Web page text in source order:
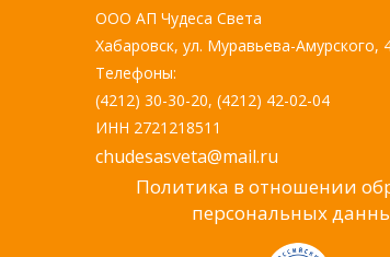
ООО АП Чудеса Света
Хабаровск, ул. Муравьева-Амурского,
Телефоны:
(4212) 30-30-20, (4212) 42-02-04
ИНН 2721218511
chudesasveta@mail.ru
Политика в отношении
персональных